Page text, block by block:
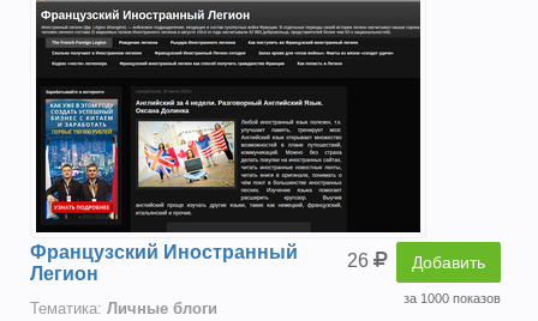
26 Добавить
за 1000 показов
Французский Иностранный
Легион
Тематика: Личные блоги